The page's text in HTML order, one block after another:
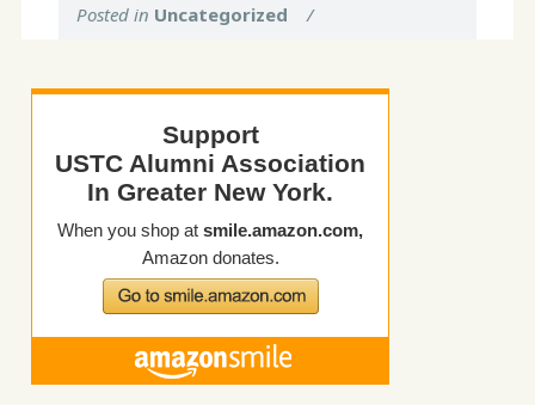
Posted in Uncategorized /